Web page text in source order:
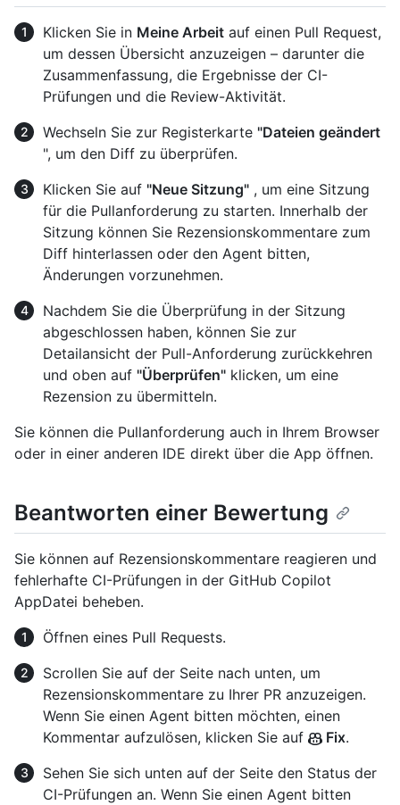
Klicken Sie in Meine Arbeit auf einen Pull Request,
um dessen Übersicht anzuzeigen – darunter die
Zusammenfassung, die Ergebnisse der CI-
Prüfungen und die Review-Aktivität.
Wechseln Sie zur Registerkarte "Dateien geändert
", um den Diff zu überprüfen.
Klicken Sie auf "Neue Sitzung" , um eine Sitzung
für die Pullanforderung zu starten. Innerhalb der
Sitzung können Sie Rezensionskommentare zum
Diff hinterlassen oder den Agent bitten,
Änderungen vorzunehmen.
Nachdem Sie die Überprüfung in der Sitzung
abgeschlossen haben, können Sie zur
Detailansicht der Pull-Anforderung zurückkehren
und oben auf "Überprüfen" klicken, um eine
Rezension zu übermitteln.
Sie können die Pullanforderung auch in Ihrem Browser
oder in einer anderen IDE direkt über die App öffnen.
Beantworten einer Bewertung
Sie können auf Rezensionskommentare reagieren und
fehlerhafte CI-Prüfungen in der GitHub Copilot
AppDatei beheben.
Öffnen eines Pull Requests.
Scrollen Sie auf der Seite nach unten, um
Rezensionskommentare zu Ihrer PR anzuzeigen.
Wenn Sie einen Agent bitten möchten, einen
Kommentar aufzulösen, klicken Sie auf
Fix.
Sehen Sie sich unten auf der Seite den Status der
CI-Prüfungen an. Wenn Sie einen Agent bitten